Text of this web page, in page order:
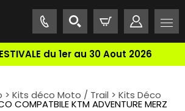
ESTIVALE du 1er au 30 Aout 2026
> Kits déco Moto / Trail > Kits Déco
COMPATBILE KTM ADVENTURE MERZ